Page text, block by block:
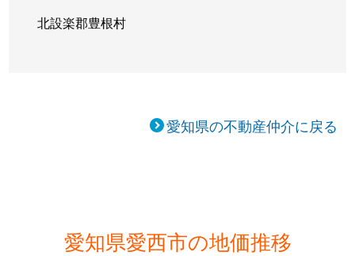
北設楽郡豊根村
愛知県の不動産仲介に戻る
愛知県愛西市の地価推移